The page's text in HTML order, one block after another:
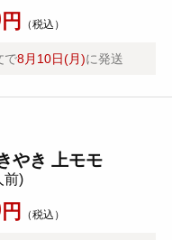
円 （税込）
で8月10日(月)に発送
やき 上モモ
前)
円 （税込）